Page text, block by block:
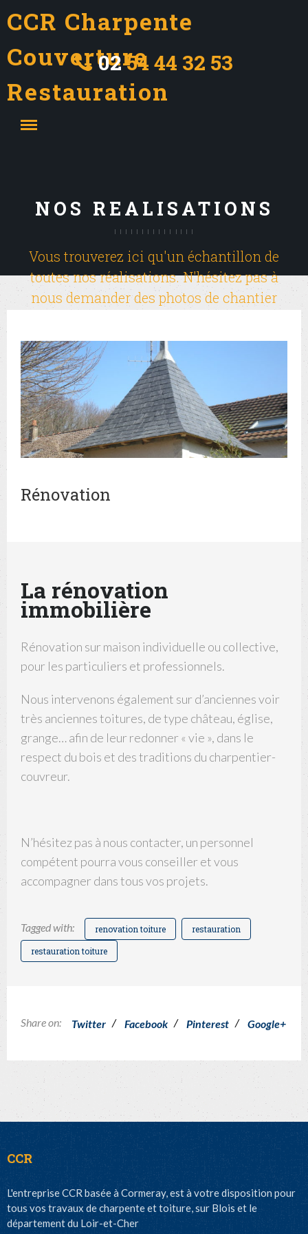
CCR Charpente
Couverture
Restauration
0254 44 32 53
NOS REALISATIONS
Vous trouverez ici qu'un échantillon de
toutes nos réalisations. N'hésitez pas à
nous demander des photos de chantier
Rénovation
La rénovation
immobilière
Rénovation sur maison individuelle ou collective,
pour les particuliers et professionnels.
Nous intervenons également sur d’anciennes voir
très anciennes toitures, de type château, église,
grange… afin de leur redonner « vie », dans le
respect du bois et des traditions du charpentier-
couvreur.
N’hésitez pas à nous contacter, un personnel
compétent pourra vous conseiller et vous
accompagner dans tous vos projets.
Tagged with: renovation toiture
restauration
restauration toiture
Share on: Twitter / Facebook/ Pinterest / Google+
CCR
L'entreprise CCR basée à Cormeray, est à votre disposition pour
tous vos travaux de charpente et toiture, sur Blois et le
département du Loir-et-Cher